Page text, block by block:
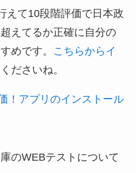
えて10段階評価で日本政
えてるか正確に自分の
めです。
こちらからイ
ださいね。
！アプリのインストール
のWEBテストについて